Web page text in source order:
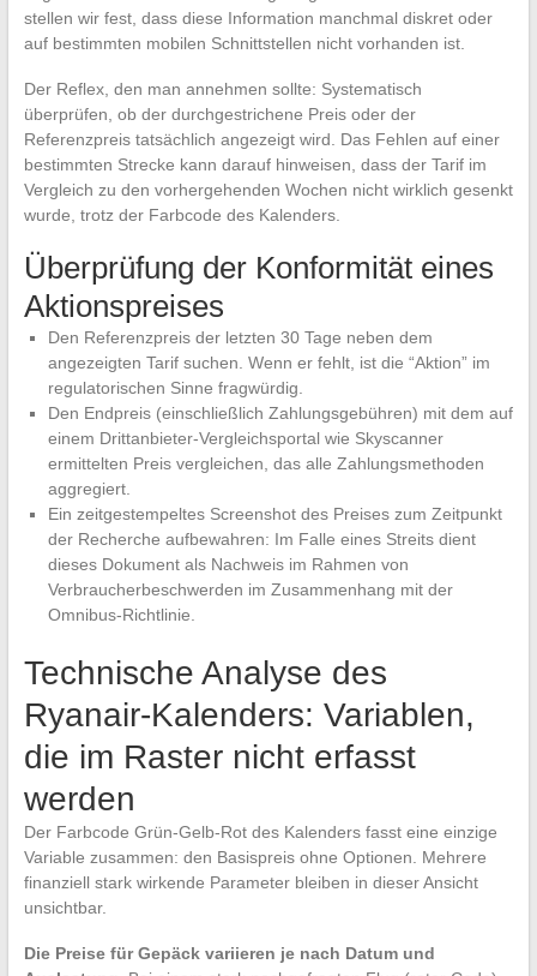
stellen wir fest, dass diese Information manchmal diskret oder
auf bestimmten mobilen Schnittstellen nicht vorhanden ist.
Der Reflex, den man annehmen sollte: Systematisch
überprüfen, ob der durchgestrichene Preis oder der
Referenzpreis tatsächlich angezeigt wird. Das Fehlen auf einer
bestimmten Strecke kann darauf hinweisen, dass der Tarif im
Vergleich zu den vorhergehenden Wochen nicht wirklich gesenkt
wurde, trotz der Farbcode des Kalenders.
Überprüfung der Konformität eines
Aktionspreises
Den Referenzpreis der letzten 30 Tage neben dem
angezeigten Tarif suchen. Wenn er fehlt, ist die “Aktion” im
regulatorischen Sinne fragwürdig.
Den Endpreis (einschließlich Zahlungsgebühren) mit dem auf
einem Drittanbieter-Vergleichsportal wie Skyscanner
ermittelten Preis vergleichen, das alle Zahlungsmethoden
aggregiert.
Ein zeitgestempeltes Screenshot des Preises zum Zeitpunkt
der Recherche aufbewahren: Im Falle eines Streits dient
dieses Dokument als Nachweis im Rahmen von
Verbraucherbeschwerden im Zusammenhang mit der
Omnibus-Richtlinie.
Technische Analyse des
Ryanair-Kalenders: Variablen,
die im Raster nicht erfasst
werden
Der Farbcode Grün-Gelb-Rot des Kalenders fasst eine einzige
Variable zusammen: den Basispreis ohne Optionen. Mehrere
finanziell stark wirkende Parameter bleiben in dieser Ansicht
unsichtbar.
Die Preise für Gepäck variieren je nach Datum und